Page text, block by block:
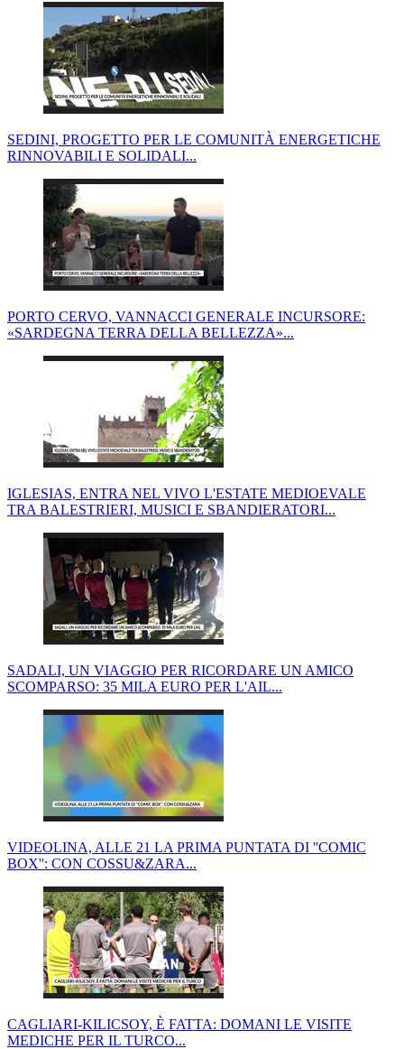
SEDINI, PROGETTO PER LE COMUNITÀ ENERGETICHE
RINNOVABILI E SOLIDALI...
PORTO CERVO, VANNACCI GENERALE INCURSORE:
«SARDEGNA TERRA DELLA BELLEZZA»...
IGLESIAS, ENTRA NEL VIVO L'ESTATE MEDIOEVALE
TRA BALESTRIERI, MUSICI E SBANDIERATORI...
SADALI, UN VIAGGIO PER RICORDARE UN AMICO
SCOMPARSO: 35 MILA EURO PER L'AIL...
VIDEOLINA, ALLE 21 LA PRIMA PUNTATA DI ''COMIC
BOX'': CON COSSU&ZARA...
CAGLIARI-KILICSOY, È FATTA: DOMANI LE VISITE
MEDICHE PER IL TURCO...